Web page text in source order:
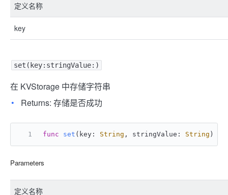
定义名称
key
set(key:stringValue:)
在 KVStorage 中存储字符串
Returns: 存储是否成功
func set ( key : String , stringValue : String ) -
Parameters
定义名称